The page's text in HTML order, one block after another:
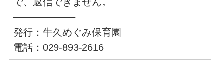
─────────
発行：牛久めぐみ保育園
電話：029-893-2616